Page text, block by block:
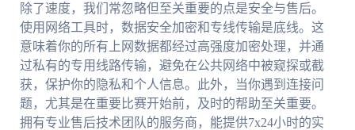
除了速度，我们常忽略但至关重要的点是安全与售后。
使用网络工具时，数据安全加密和专线传输是底线。这
意味着你的所有上网数据都经过高强度加密处理，并通
过私有的专用线路传输，避免在公共网络中被窥探或截
获，保护你的隐私和个人信息。此外，当你遇到连接问
题，尤其是在重要比赛开始前，及时的帮助至关重要。
拥有专业售后技术团队的服务商，能提供7x24小时的实